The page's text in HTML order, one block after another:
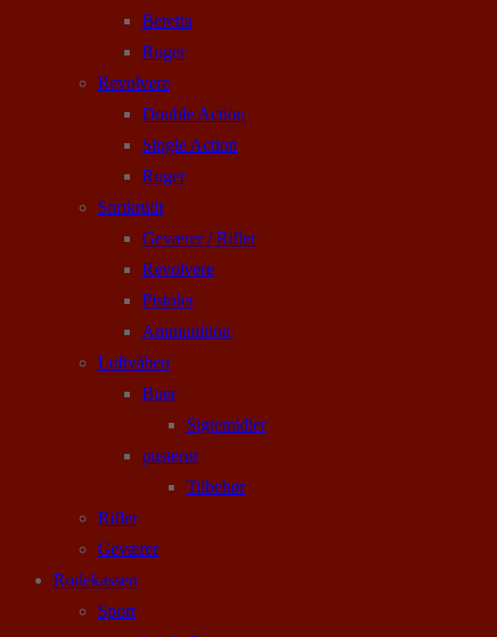
Beretta
Ruger
Revolvere
Double Action
Single Action
Ruger
Sortkrudt
Geværer / Rifler
Revolvere
Pistoler
Ammunition
Luftvåben
Buer
Sigtemidler
pusterør
Tilbehør
Rifler
Geværer
Rodekassen
Sport